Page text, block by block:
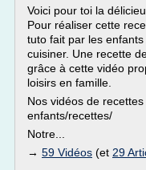
Voici pour toi la
Pour réaliser cette
tuto fait par les
cuisiner. Une recette
grâce à cette vidéo
loisirs en famille.
Nos vidéos de
enfants/recettes/
Notre...
→ 59 Vidéos (et 29